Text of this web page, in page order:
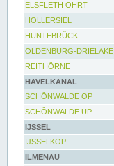
ELSFLETH OHRT
HOLLERSIEL
HUNTEBRÜCK
OLDENBURG-DRIELAKE
REITHÖRNE
HAVELKANAL
SCHÖNWALDE OP
SCHÖNWALDE UP
IJSSEL
IJSSELKOP
ILMENAU